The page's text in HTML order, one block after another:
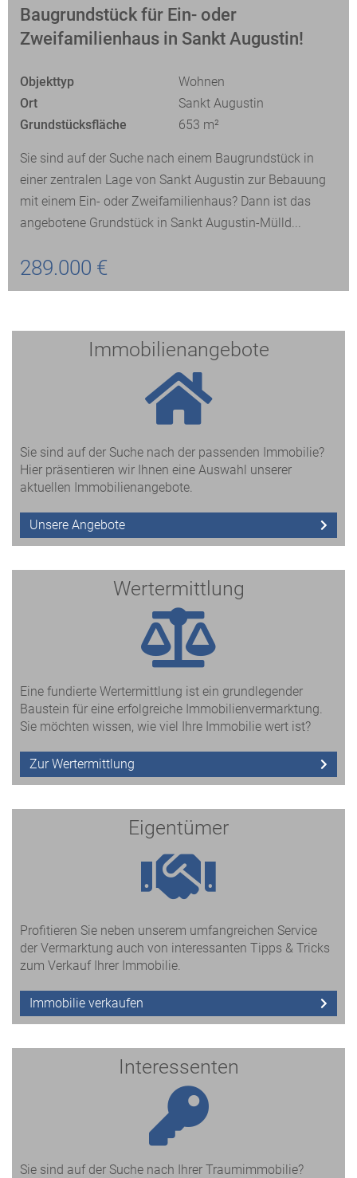
Baugrundstück für Ein- oder
Zweifamilienhaus in Sankt Augustin!
Objekttyp
Wohnen
Ort
Sankt Augustin
Grundstücksfläche
653 m²
Sie sind auf der Suche nach einem Baugrundstück in
einer zentralen Lage von Sankt Augustin zur Bebauung
mit einem Ein- oder Zweifamilienhaus? Dann ist das
angebotene Grundstück in Sankt Augustin-Mülld...
289.000 €
Immobilienangebote
Sie sind auf der Suche nach der passenden Immobilie?
Hier präsentieren wir Ihnen eine Auswahl unserer
aktuellen Immobilienangebote.
Unsere Angebote
Wertermittlung
Eine fundierte Wertermittlung ist ein grundlegender
Baustein für eine erfolgreiche Immobilienvermarktung.
Sie möchten wissen, wie viel Ihre Immobilie wert ist?
Zur Wertermittlung
Eigentümer
Profitieren Sie neben unserem umfangreichen Service
der Vermarktung auch von interessanten Tipps & Tricks
zum Verkauf Ihrer Immobilie.
Immobilie verkaufen
Interessenten
Sie sind auf der Suche nach Ihrer Traumimmobilie?